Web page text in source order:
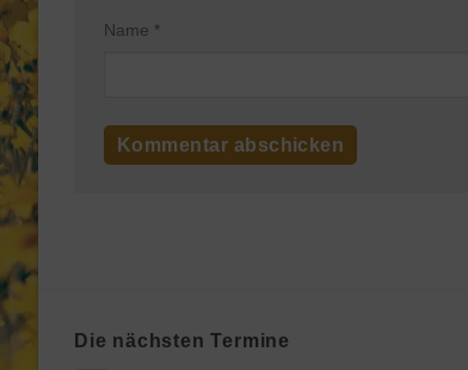
Name *
Die nächsten Termine